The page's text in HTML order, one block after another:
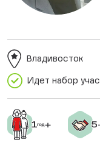
Идет набор
Владивосток